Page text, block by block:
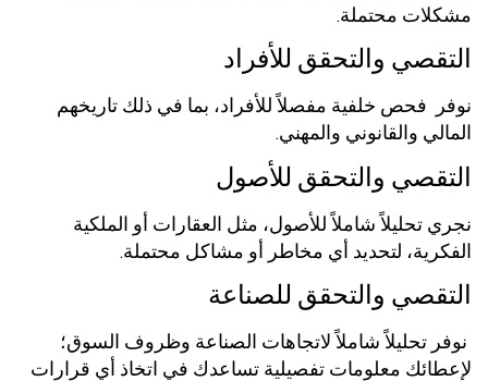
مشكلات محتملة.
التقصي والتحقق للأفراد
نوفر فحص خلفية مفصلاً للأفراد، بما في ذلك تاريخهم
المالي والقانوني والمهني.
التقصي والتحقق للأصول
نجري تحليلاً شاملاً للأصول، مثل العقارات أو الملكية
الفكرية، لتحديد أي مخاطر أو مشاكل محتملة.
التقصي والتحقق للصناعة
نوفر تحليلاً شاملاً لاتجاهات الصناعة وظروف السوق؛
لإعطائك معلومات تفصيلية تساعدك في اتخاذ أي قرارات